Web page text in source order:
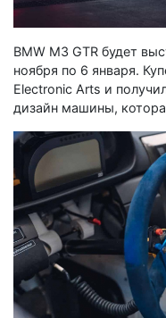
BMW M3 GTR будет
ноября по 6 января.
Electronic Arts и
дизайн машины,